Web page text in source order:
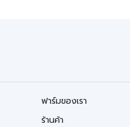
ฟาร์มของเรา
ร้านค้า